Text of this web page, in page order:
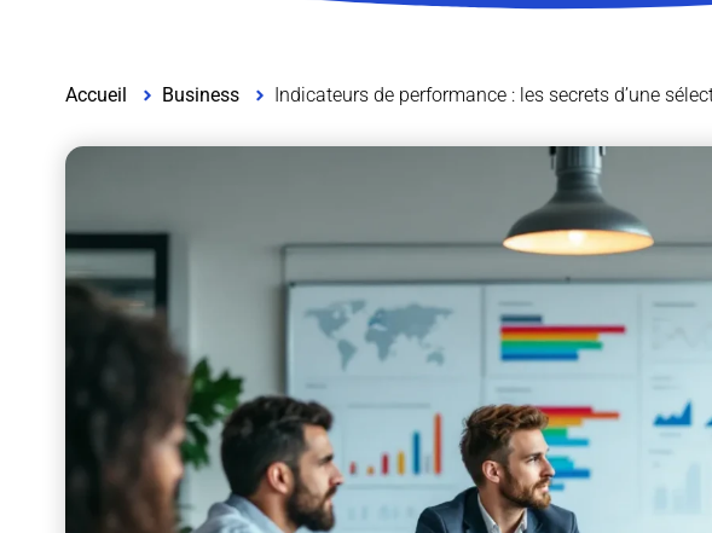
Accueil Business Indicateurs de performance : les secrets d’une